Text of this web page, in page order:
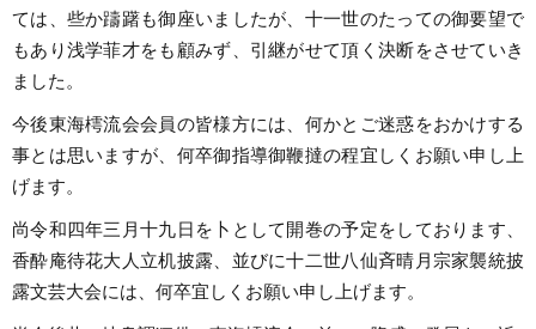
ては、些か躊躇も御座いましたが、十一世のたっての御要望で
もあり浅学菲才をも顧みず、引継がせて頂く決断をさせていき
ました。
今後東海樗流会会員の皆様方には、何かとご迷惑をおかけする
事とは思いますが、何卒御指導御鞭撻の程宜しくお願い申し上
げます。
尚令和四年三月十九日を卜として開巻の予定をしております、
香酔庵待花大人立机披露、並びに十二世八仙斉晴月宗家襲統披
露文芸大会には、何卒宜しくお願い申し上げます。